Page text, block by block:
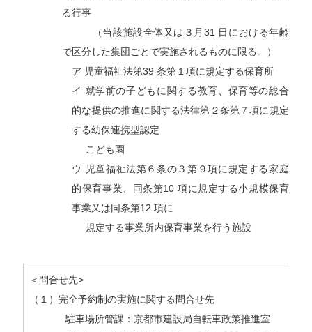
る行事
（当該施設全体又は３月31 日における年齢
で区分した集団ごとで実施されるものに限る。）
ア 児童福祉法第39 条第１項に規定する保育所
イ 就学前の子どもに関する教育、保育等の総合
的な提供の推進に関する法律第２条第７項に規定
する幼保連携型認定
こども園
ウ
児童福祉法第６条の３第９項に規定する家庭
的保育事業、同条第10項に規定する小規模保育
事業又は同条第12項に
規定する事業所内保育事業を行う施設
＜問合せ先>
（１）完全予約制の実施に関する問合せ先
駐車場所管課：京都市建設局自転車政策推進室